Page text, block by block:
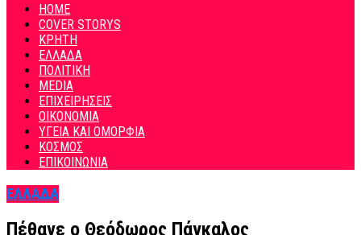
HOME
COVER STORYS
ΚΡΗΤΗ
ΕΛΛΑΔΑ
ΠΟΛΙΤΙΚΗ
MEDIA
ΕΠΙΧΕΙΡΗΣΕΙΣ
ΟΙΚΟΝΟΜΙΑ
ΥΓΕΙΑ ΚΑΙ ΟΜΟΡΦΙΑ
ΚΟΣΜΟΣ
ΕΠΙΚΟΙΝΩΝΙΑ
ΕΛΛΑΔΑ
Πέθανε ο Θεόδωρος Πάγκαλος